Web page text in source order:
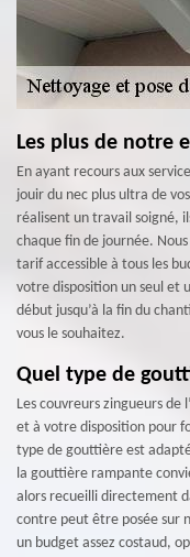
Les plus de notre
En ayant recours aux
jouir du nec plus ultra de
réalisent un travail soigné,
chaque fin de journée.
tarif accessible à tous les
votre disposition un seul et
début jusqu’à la fin du
vous le souhaitez.
Quel type de
Les couvreurs zingueurs
et à votre disposition pour
type de gouttière est
la gouttière rampante
alors recueilli directement
contre peut être posée sur
un budget assez costaud,